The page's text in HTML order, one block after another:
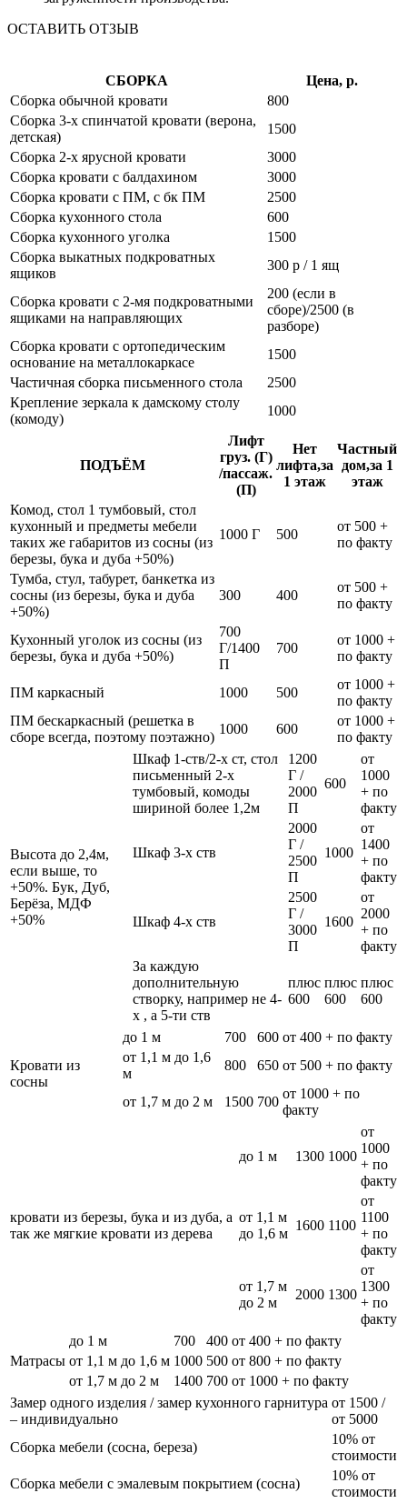
ОСТАВИТЬ ОТЗЫВ
СБОРКА
Цена, р.
Сборка обычной кровати
800
Сборка 3-х спинчатой кровати (верона,
детская)
1500
Сборка 2-х ярусной кровати
3000
Сборка кровати с балдахином
3000
Сборка кровати с ПМ, с бк ПМ
2500
Сборка кухонного стола
600
Сборка кухонного уголка
1500
Сборка выкатных подкроватных
ящиков
300 р / 1 ящ
Сборка кровати с 2-мя подкроватными
ящиками на направляющих
200 (если в
сборе)/2500 (в
разборе)
Сборка кровати с ортопедическим
основание на металлокаркасе
1500
Частичная сборка письменного стола
2500
Крепление зеркала к дамскому столу
(комоду)
1000
ПОДЪЁМ
Лифт
груз. (Г)
/пассаж.
(П)
Нет
лифта,за
1 этаж
Частный
дом,за 1
этаж
Комод, стол 1 тумбовый, стол
кухонный и предметы мебели
таких же габаритов из сосны (из
березы, бука и дуба +50%)
1000 Г 500
от 500 +
по факту
Тумба, стул, табурет, банкетка из
сосны (из березы, бука и дуба
+50%)
300 400
от 500 +
по факту
Кухонный уголок из сосны (из
березы, бука и дуба +50%)
700
Г/1400
П
700
от 1000 +
по факту
ПМ каркасный 1000 500
от 1000 +
по факту
ПМ бескаркасный (решетка в
сборе всегда, поэтому поэтажно)
1000 600
от 1000 +
по факту
Высота до 2,4м,
если выше, то
+50%. Бук, Дуб,
Берёза, МДФ
+50%
Шкаф 1-ств/2-х ст, стол
письменный 2-х
тумбовый, комоды
шириной более 1,2м
1200
Г /
2000
П
600
от
1000
+ по
факту
Шкаф 3-х ств
2000
Г /
2500
П
1000
от
1400
+ по
факту
Шкаф 4-х ств
2500
Г /
3000
П
1600
от
2000
+ по
факту
За каждую
дополнительную
створку, например не 4-
х , а 5-ти ств
плюс
600
плюс
600
плюс
600
Кровати из
сосны
до 1 м 700 600 от 400 + по факту
от 1,1 м до 1,6
м
800 650 от 500 + по факту
от 1,7 м до 2 м 1500 700
от 1000 + по
факту
кровати из березы, бука и из дуба, а
так же мягкие кровати из дерева
до 1 м 1300 1000
от
1000
+ по
факту
от 1,1 м
до 1,6 м
1600 1100
от
1100
+ по
факту
от 1,7 м
до 2 м
2000 1300
от
1300
+ по
факту
Матрасы
до 1 м 700 400 от 400 + по факту
от 1,1 м до 1,6 м 1000 500 от 800 + по факту
от 1,7 м до 2 м
1400 700 от 1000 + по факту
Замер одного изделия / замер кухонного гарнитура
– индивидуально
от 1500 /
от 5000
Сборка мебели (сосна, береза)
10% от
стоимости
Сборка мебели с эмалевым покрытием (сосна)
10% от
стоимости